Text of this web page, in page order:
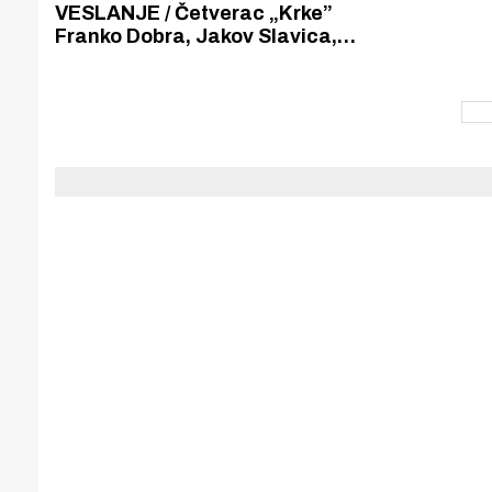
VESLANJE / Četverac „Krke”
Franko Dobra, Jakov Slavica,